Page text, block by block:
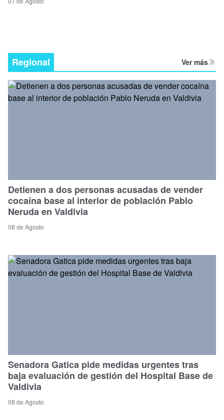
Regional Ver más
Detienen a dos personas acusadas de vender
cocaína base al interior de población Pablo
Neruda en Valdivia
08 de Agosto
Senadora Gatica pide medidas urgentes tras
baja evaluación de gestión del Hospital Base de
Valdivia
08 de Agosto